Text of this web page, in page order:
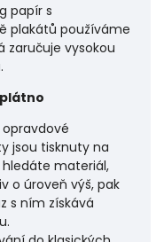
papír s
plakátů používáme
zaručuje vysokou
jsou tisknuty na
hledáte materiál,
o úroveň výš, pak
s ním získává